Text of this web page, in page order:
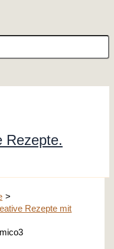
Rezepte.
Rezepte mit